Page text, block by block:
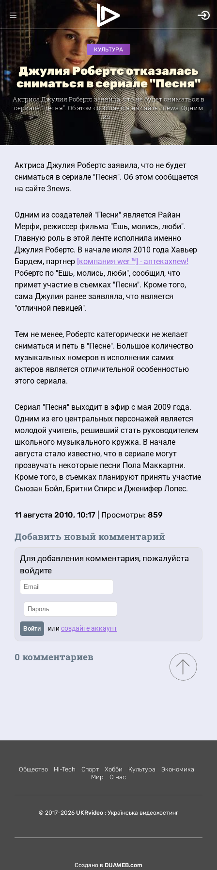
КУЛЬТУРА
Джулия Робертс отказалась
сниматься в сериале "Песня"
Актриса Джулия Робертс заявила, что не будет сниматься в
сериале "Песня". Об этом сообщается на сайте 3news. Одним
из...
Актриса Джулия Робертс заявила, что не будет
сниматься в сериале "Песня". Об этом сообщается
на сайте 3news.
Одним из создателей "Песни" является Райан
Мерфи, режиссер фильма "Ешь, молись, люби".
Главную роль в этой ленте исполнила именно
Джулия Робертс. В начале июля 2010 года Хавьер
Бардем, партнер [компания wer ™] - аптекахnew!
Робертс по "Ешь, молись, люби", сообщил, что
примет участие в съемках "Песни". Кроме того,
сама Джулия ранее заявляла, что является
"отличной певицей".
Тем не менее, Робертс категорически не желает
сниматься и петь в "Песне". Большое количество
музыкальных номеров в исполнении самих
актеров является отличительной особенностью
этого сериала.
Сериал "Песня" выходит в эфир с мая 2009 года.
Одним из его центральных персонажей является
молодой учитель, решивший стать руководителем
школьного музыкального кружка. В начале
августа стало известно, что в сериале могут
прозвучать некоторые песни Пола Маккартни.
Кроме того, в съемках планируют принять участие
Сьюзан Бойл, Бритни Спирс и Дженифер Лопес.
11 августа 2010, 10:17 | Просмотры: 859
Добавить новый комментарий
Для добавления комментария, пожалуйста
войдите
Войти или создайте аккаунт
0 комментариев
Общество Hi-Tech Спорт Хобби Культура
Экономика
Мир
О нас
© 2017-2026 UKRvideo : Українська видеохостинг
Создано в DUAWEB.com